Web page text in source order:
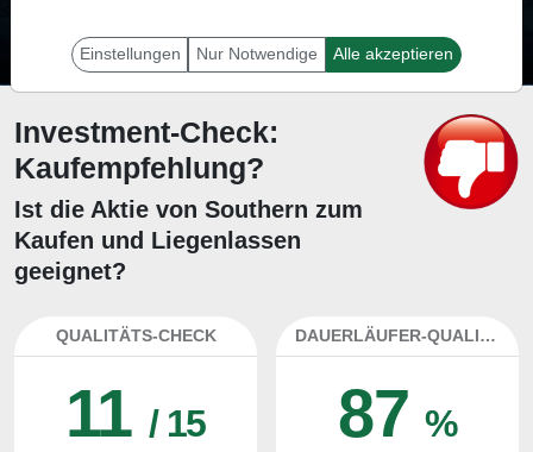
Investment-Check:
Kaufempfehlung?
Ist die Aktie von Southern zum
Kaufen und Liegenlassen
geeignet?
QUALITÄTS-CHECK
11/ 15
DAUERLÄUFER-QUALITÄTEN
87%
Einstellungen Nur Notwendige Alle akzeptieren